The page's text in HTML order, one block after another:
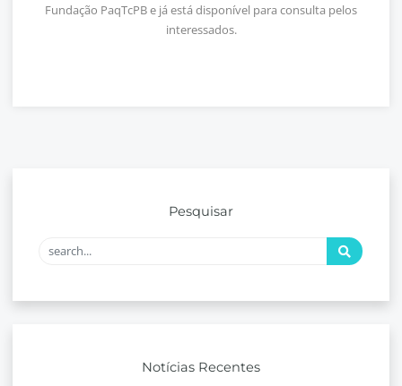
Fundação PaqTcPB e já está disponível para consulta pelos
interessados.
Pesquisar
Notícias Recentes